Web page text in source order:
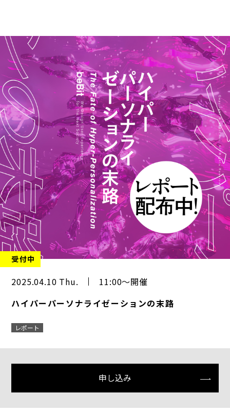
受付中
2025.04.10 Thu.
11:00～開催
ハイパーパーソナライゼーションの末路
レポート
申し込み